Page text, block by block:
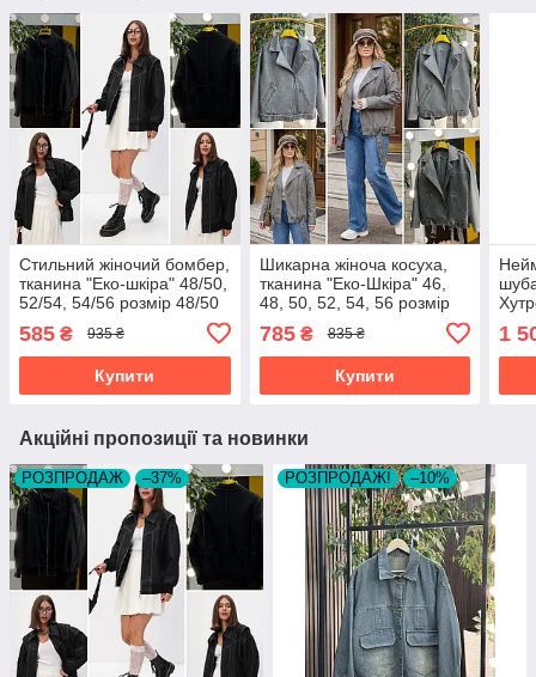
Стильний жіночий бомбер,
тканина "Еко-шкіра" 48/50,
52/54, 54/56 розмір 48/50
585 ₴ 935 ₴
Купити
Шикарна жіноча косуха,
тканина "Еко-Шкіра" 46,
48, 50, 52, 54, 56 розмір
785₴ 835 ₴
Купити
1
Акційні пропозиції та новинки
РОЗПРОДАЖ –37% РОЗПРОДАЖ! –10%